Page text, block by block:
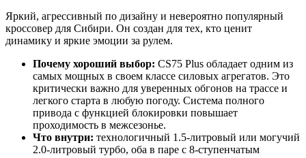
Яркий, агрессивный по дизайну и невероятно популярный
кроссовер для Сибири. Он создан для тех, кто ценит
динамику и яркие эмоции за рулем.
Почему хороший выбор: CS75 Plus обладает одним из
самых мощных в своем классе силовых агрегатов. Это
критически важно для уверенных обгонов на трассе и
легкого старта в любую погоду. Система полного
привода с функцией блокировки повышает
проходимость в межсезонье.
Что внутри: технологичный 1.5-литровый или могучий
2.0-литровый турбо, оба в паре с 8-ступенчатым